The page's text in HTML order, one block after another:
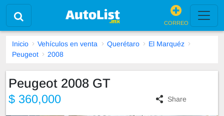
CORREO
Inicio Vehículos en venta Querétaro
El Marquéz
Peugeot
2008
Peugeot 2008 GT
$ 360,000 Share